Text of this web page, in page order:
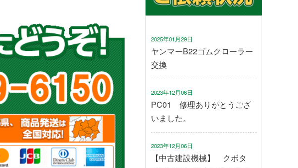
2025年01月29日
ヤンマーB22ゴムクローラー
交換
2023年12月06日
PC01 修理ありがとうござ
いました。
2023年12月06日
【中古建設機械】 クボタ